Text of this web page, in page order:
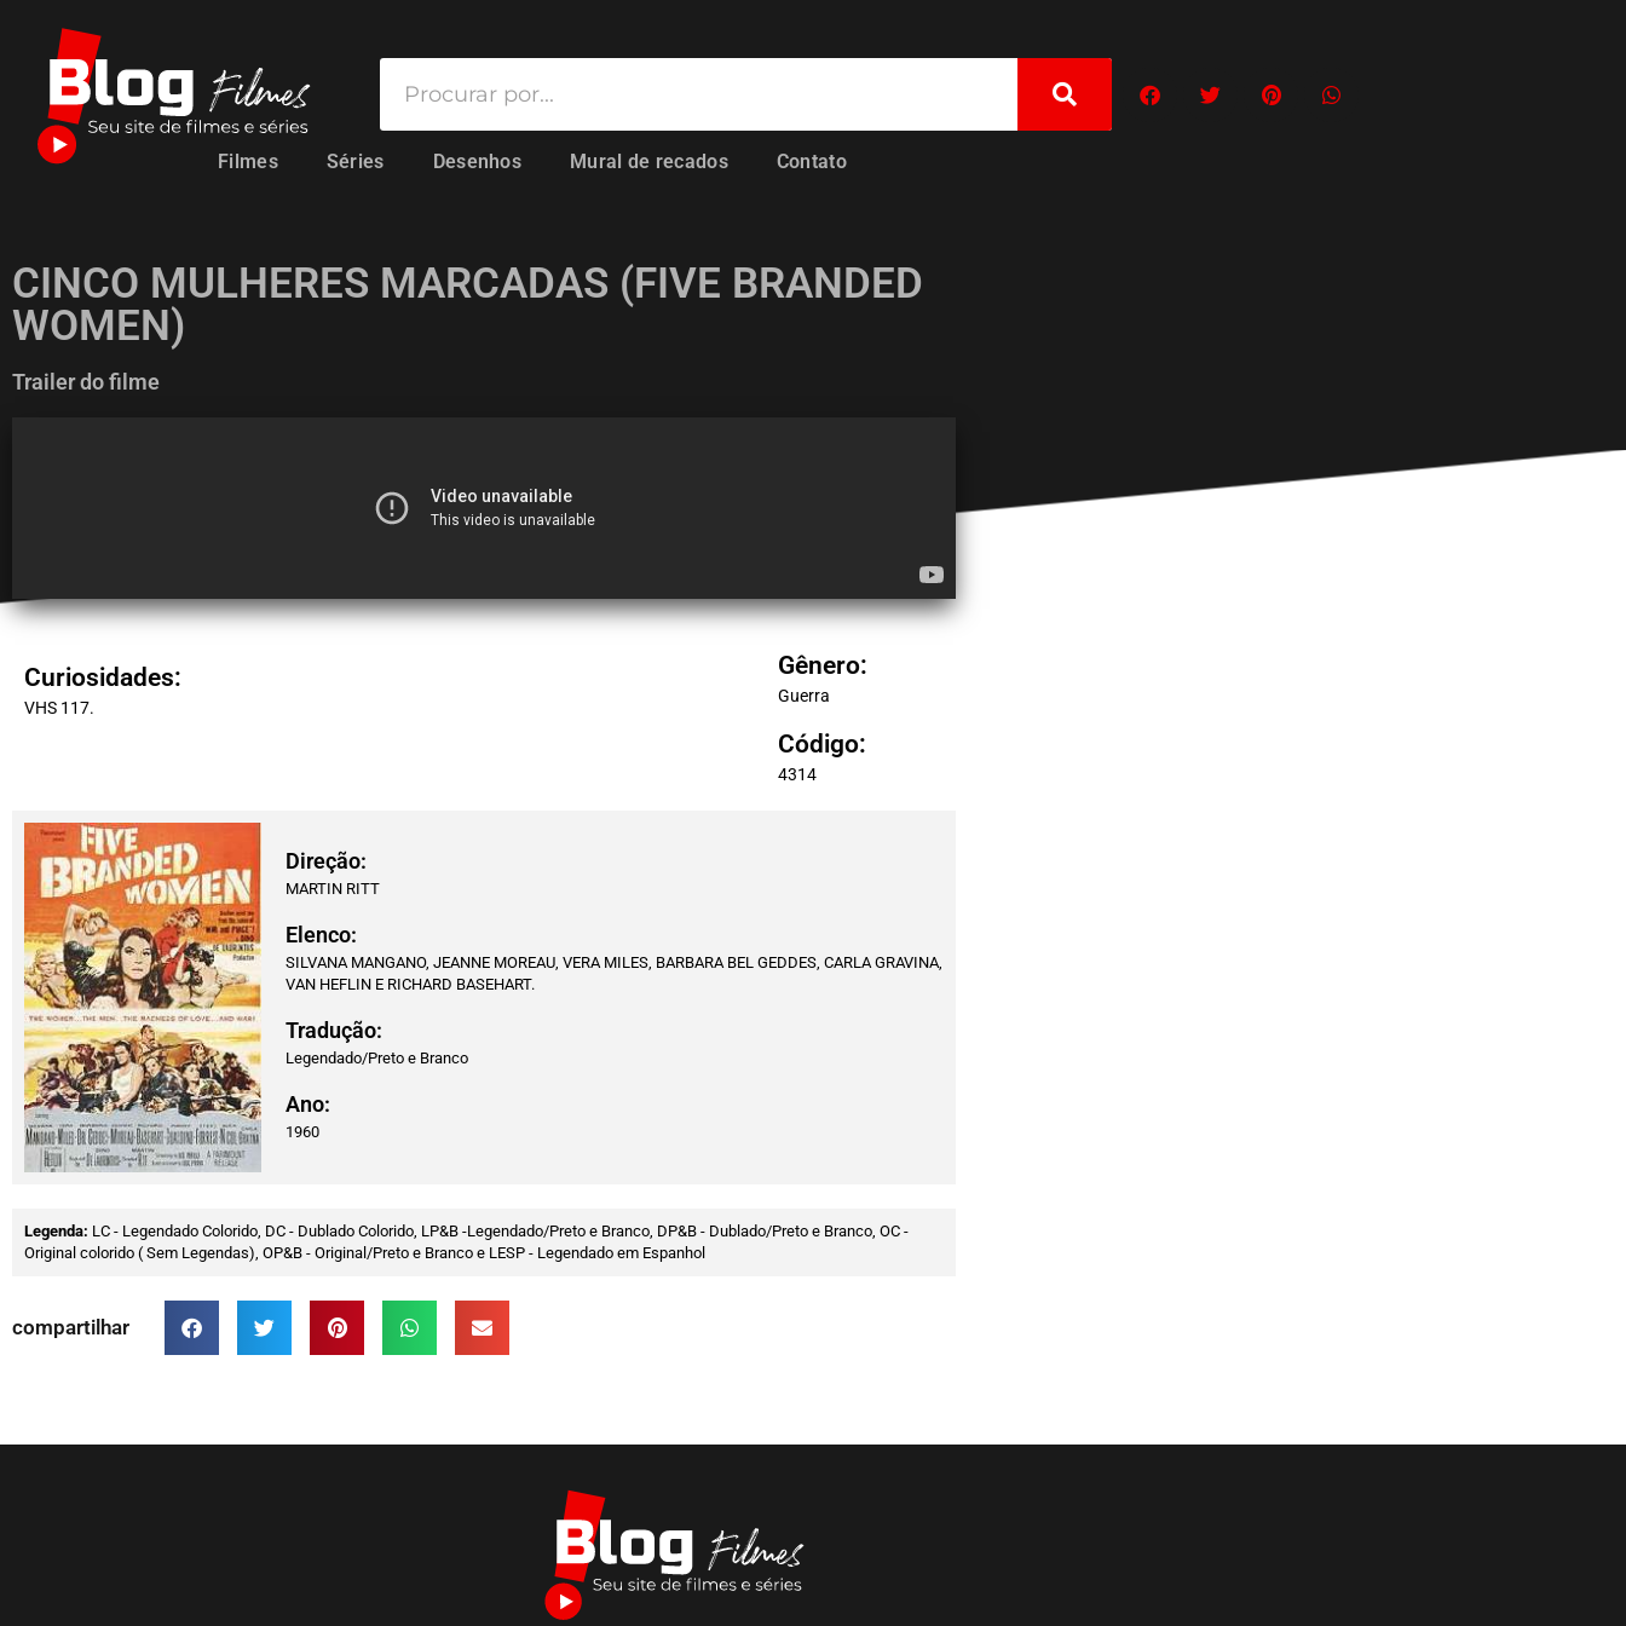
Filmes Séries Desenhos Mural de recados Contato
CINCO MULHERES MARCADAS (FIVE BRANDED
WOMEN)
Trailer do filme
Curiosidades:
VHS 117.
Gênero:
Guerra
Código:
4314
Direção:
MARTIN RITT
Elenco:
SILVANA MANGANO, JEANNE MOREAU, VERA MILES, BARBARA BEL GEDDES, CARLA GRAVINA,
VAN HEFLIN E RICHARD BASEHART.
Tradução:
Legendado/Preto e Branco
Ano:
1960
Legenda: LC - Legendado Colorido, DC - Dublado Colorido, LP&B -Legendado/Preto e Branco, DP&B - Dublado/Preto e Branco, OC -
Original colorido ( Sem Legendas), OP&B - Original/Preto e Branco e LESP - Legendado em Espanhol
compartilhar